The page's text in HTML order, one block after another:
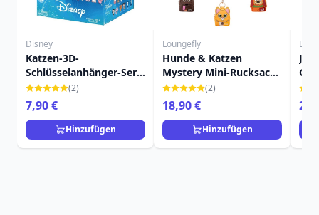
Disney
Katzen-3D-
Schlüsselanhänger-Serie
69 Überraschungstüte -
Disney
(2)
7,90 €
Hinzufügen
Loungefly
Hunde & Katzen
Mystery Mini-Rucksack-
Schlüsselanhänger -
Disney-Pixar Loungefly
(2)
18,90 €
Hinzufügen
2